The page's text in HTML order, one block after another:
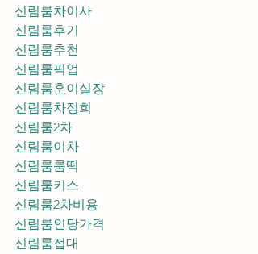
신림룸차이사
신림룸후기
신림룸추천
신림룸훈이실장
신림룸차정희
신림룸2차
신림룸이차
신림룸룸떡
신림룸키스
신림룸2차비용
신림룸인당가격
신림룸접대